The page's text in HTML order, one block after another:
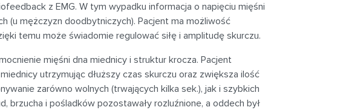
z EMG. W tym wypadku informacja o napięciu mięśni
(u mężczyzn doodbytniczych). Pacjent ma możliwość
temu może świadomie regulować siłę i amplitudę skurczu.
mięśni dna miednicy i struktur krocza. Pacjent
utrzymując dłuższy czas skurczu oraz zwiększa ilość
zarówno wolnych (trwających kilka sek.), jak i szybkich
brzucha i pośladków pozostawały rozluźnione, a oddech był